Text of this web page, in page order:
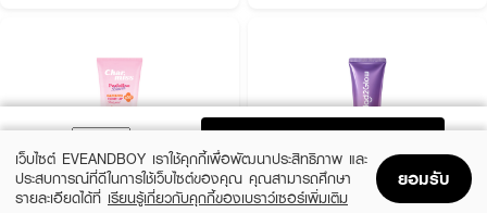
เว็บไซต์ EVEANDBOY เราใช้คุกกี้เพื่อพัฒนาประสิทธิภาพ และ
ประสบการณ์ที่ดีในการใช้เว็บไซต์ของคุณ คุณสามารถศึกษา
รายละเอียดได้ที่ เรียนรู้เกี่ยวกับคุกกี้ของเบราว์เซอร์เพิ่มเติม
ยอมรับ